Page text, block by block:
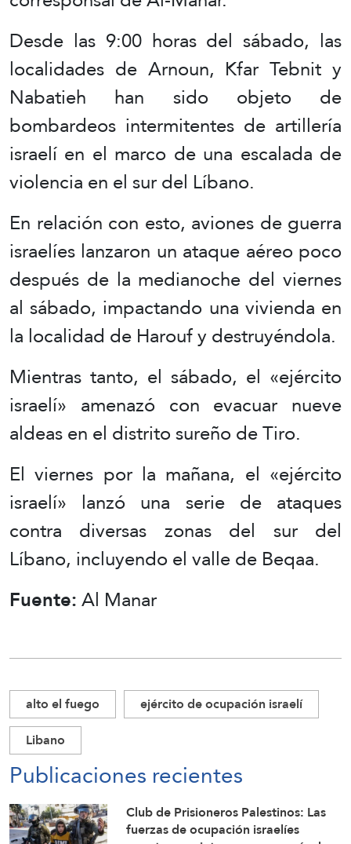
Desde las 9:00 horas del sábado, las
localidades de Arnoun, Kfar Tebnit y
Nabatieh han sido objeto de
bombardeos intermitentes de artillería
israelí en el marco de una escalada de
violencia en el sur del Líbano.
En relación con esto, aviones de guerra
israelíes lanzaron un ataque aéreo poco
después de la medianoche del viernes
al sábado, impactando una vivienda en
la localidad de Harouf y destruyéndola.
Mientras tanto, el sábado, el «ejército
israelí» amenazó con evacuar nueve
aldeas en el distrito sureño de Tiro.
El viernes por la mañana, el «ejército
israelí» lanzó una serie de ataques
contra diversas zonas del sur del
Líbano, incluyendo el valle de Beqaa.
Fuente:Al Manar
alto el fuego
ejército de ocupación israelí
Libano
Publicaciones recientes
Club de Prisioneros Palestinos: Las
fuerzas de ocupación israelíes